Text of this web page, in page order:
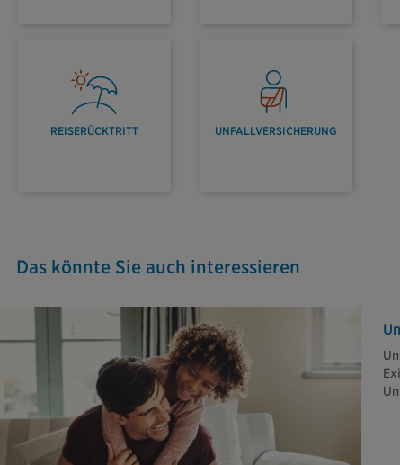
REISERÜCKTRITT UNFALLVERSICHERUNG
Das könnte Sie auch interessieren